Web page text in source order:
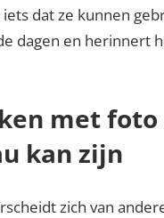
dat ze kunnen
dagen en herinnert
met
kan zijn
zich van